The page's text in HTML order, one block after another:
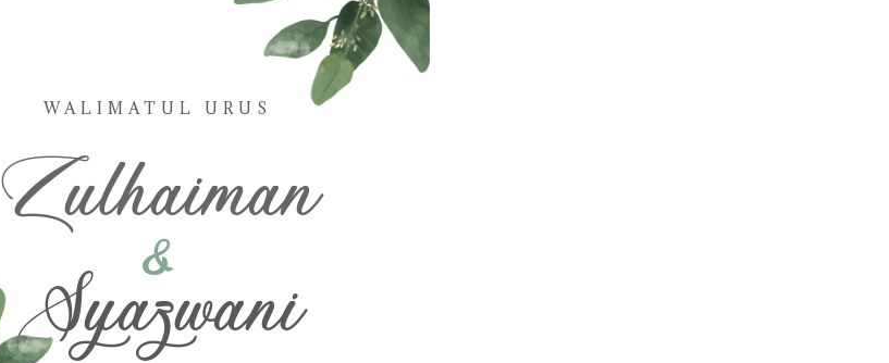
WALIMATUL URUS
Zulhaiman
&
Syazwani